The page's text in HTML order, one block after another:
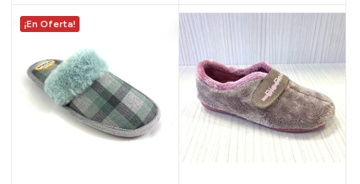
¡En Oferta!